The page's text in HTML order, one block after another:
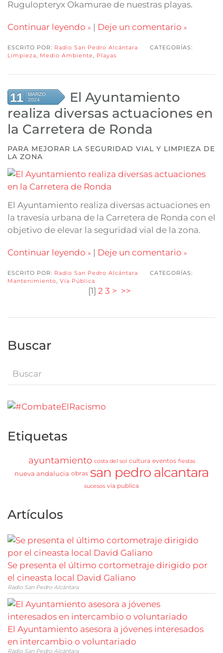
Rugulopteryx Okamurae de nuestras playas.
Continuar leyendo | Deje un comentario
ESCRITO POR: Radio San Pedro Alcántara
CATEGORÍAS:
Limpieza
Medio Ambiente Playas
11
MARZO
2024
El Ayuntamiento
realiza diversas actuaciones en
la Carretera de Ronda
PARA MEJORAR LA SEGURIDAD VIAL Y LIMPIEZA DE
LA ZONA
El Ayuntamiento realiza diversas actuaciones en
la travesía urbana de la Carretera de Ronda con el
objetivo de elevar la seguridad vial de la zona.
Continuar leyendo | Deje un comentario
ESCRITO POR: Radio San Pedro Alcántara
CATEGORÍAS:
Mantenimiento Vía Pública
[1] 2 3 > >>
Buscar
Etiquetas
ayuntamiento costa del sol cultura eventos fiestas
nueva andalucia obras san pedro alcantara
sucesos via publica
Artículos
Se presenta el último cortometraje dirigido por
el cineasta local David Galiano
Radio San Pedro Alcántara
El Ayuntamiento asesora a jóvenes interesados
en intercambio o voluntariado
Radio San Pedro Alcántara